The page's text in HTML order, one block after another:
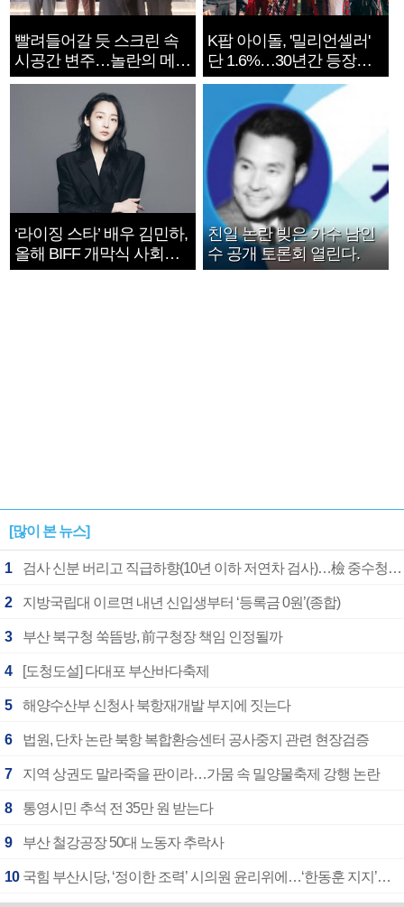
빨려들어갈 듯 스크린 속
시공간 변주…놀란의 메시
지는 ‘전쟁 속죄’
K팝 아이돌, '밀리언셀러'
단 1.6%…30년간 등장
1182개팀 전수조사
‘라이징 스타’ 배우 김민하,
올해 BIFF 개막식 사회자
확정
친일 논란 빚은 가수 남인
수 공개 토론회 열린다.
[많이 본 뉴스]
1 검사 신분 버리고 직급하향(10년 이하 저연차 검사)…檢 중수청행 기피
2 지방국립대 이르면 내년 신입생부터 ‘등록금 0원’(종합)
3 부산 북구청 쑥뜸방, 前구청장 책임 인정될까
4 [도청도설] 다대포 부산바다축제
5 해양수산부 신청사 북항재개발 부지에 짓는다
6 법원, 단차 논란 북항 복합환승센터 공사중지 관련 현장검증
7 지역 상권도 말라죽을 판이라…가뭄 속 밀양물축제 강행 논란
8 통영시민 추석 전 35만 원 받는다
9 부산 철강공장 50대 노동자 추락사
10 국힘 부산시당, ‘정이한 조력’ 시의원 윤리위에…‘한동훈 지지’도 신고접수